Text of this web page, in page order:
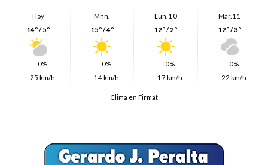
Hoy
14º / 5º
0%
25 km/h
Mñn.
15º / 4º
0%
14 km/h
Lun. 10
12º / 2º
0%
17 km/h
Mar. 11
12º / 3º
0%
22 km/h
Clima en Firmat